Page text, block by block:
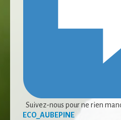
Suivez-nous pour ne rien
ECO_AUBEPINE